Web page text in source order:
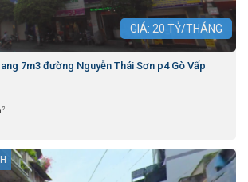
GIÁ: 20 TỶ/THÁNG
7m3 đường Nguyễn Thái Sơn p4 Gò Vấp
2